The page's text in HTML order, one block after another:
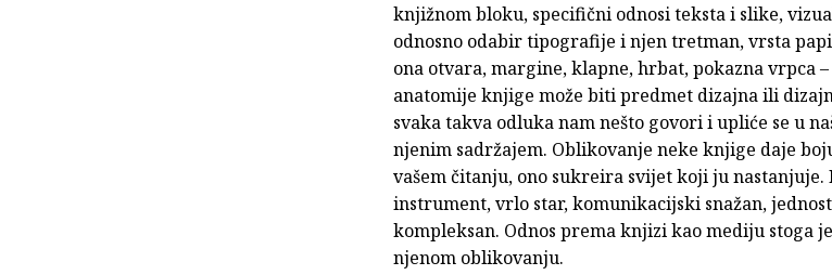
knjižnom bloku, specifični odnosi teksta i slike,
odnosno odabir tipografije i njen tretman, vrsta
ona otvara, margine, klapne, hrbat, pokazna vrpca
anatomije knjige može biti predmet dizajna ili
svaka takva odluka nam nešto govori i upliće se u
njenim sadržajem. Oblikovanje neke knjige daje
vašem čitanju, ono sukreira svijet koji ju nastanjuje.
instrument, vrlo star, komunikacijski snažan,
kompleksan. Odnos prema knjizi kao mediju stoga
njenom oblikovanju.